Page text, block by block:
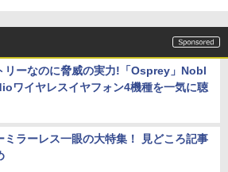
リーなのに脅威の実力!「Osprey」Nobl
ワイヤレスイヤフォン4機種を一気に聴
ミラーレス一眼の大特集！ 見どころ記事